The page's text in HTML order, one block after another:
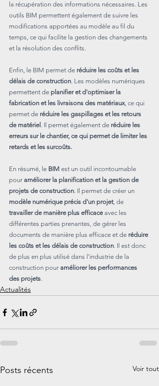
la récupération des informations nécessaires. Les
outils BIM permettent également de suivre les
modifications apportées au modèle au fil du
temps, ce qui facilite la gestion des changements
et la résolution des conflits.
Enfin, le BIM permet de réduire les coûts et les
délais de construction. Les modèles numériques
permettent de planifier et d'optimiser la
fabrication et les livraisons des matériaux, ce qui
permet de réduire les gaspillages et les retours
de matériel . Il permet également de réduire les
erreurs sur le chantier, ce qui permet de limiter les
retards et les surcoûts.
En résumé, le BIM est un outil incontournable
pour améliorer la planification et la gestion de
projets de construction. Il permet de créer un
modèle numérique précis d'un projet, de
travailler de manière plus efficace avec les
différentes parties prenantes, de gérer les
documents de manière plus efficace et de réduire
les coûts et les délais de construction. Il est donc
de plus en plus utilisé dans l'industrie de la
construction pour améliorer les performances
des projets.
Actualités
Posts récents Voir tout